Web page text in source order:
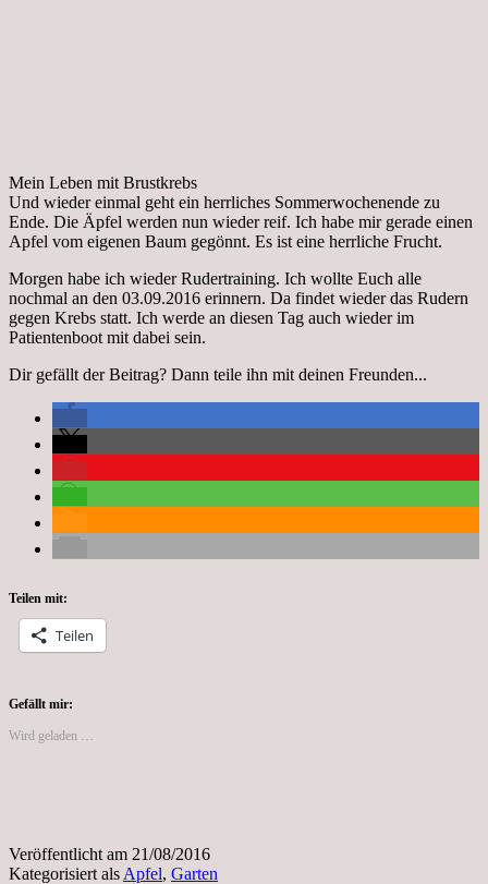
Mein Leben mit Brustkrebs
Und wieder einmal geht ein herrliches Sommerwochenende zu
Ende. Die Äpfel werden nun wieder reif. Ich habe mir gerade einen
Apfel vom eigenen Baum gegönnt. Es ist eine herrliche Frucht.
Morgen habe ich wieder Rudertraining. Ich wollte Euch alle
nochmal an den 03.09.2016 erinnern. Da findet wieder das Rudern
gegen Krebs statt. Ich werde an diesen Tag auch wieder im
Patientenboot mit dabei sein.
Dir gefällt der Beitrag? Dann teile ihn mit deinen Freunden...
Teilen mit:
Teilen
Gefällt mir:
Wird geladen …
Veröffentlicht am 21/08/2016
Kategorisiert als Apfel, Garten